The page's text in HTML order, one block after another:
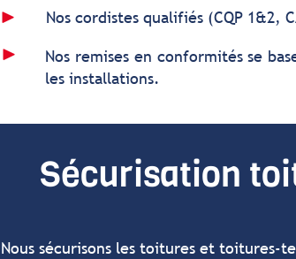
Nos cordistes qualifiés (CQP 1&2,
Nos remises en conformités se
les installations.
Sécurisation
Nous sécurisons les toitures et toitures-